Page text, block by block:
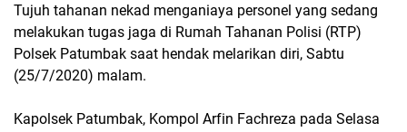
Tujuh tahanan nekad menganiaya personel yang sedang
melakukan tugas jaga di Rumah Tahanan Polisi (RTP)
Polsek Patumbak saat hendak melarikan diri, Sabtu
(25/7/2020) malam.
Kapolsek Patumbak, Kompol Arfin Fachreza pada Selasa